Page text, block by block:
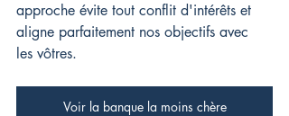
approche évite tout conflit d'intérêts et
aligne parfaitement nos objectifs avec
les vôtres.
Voir la banque la moins chère